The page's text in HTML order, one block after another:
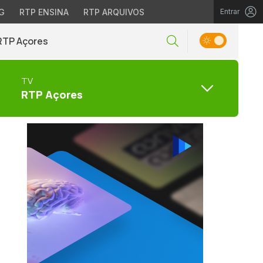
RTP ENSINA RTP ARQUIVOS Entrar
Açores
TV
RTP Açores